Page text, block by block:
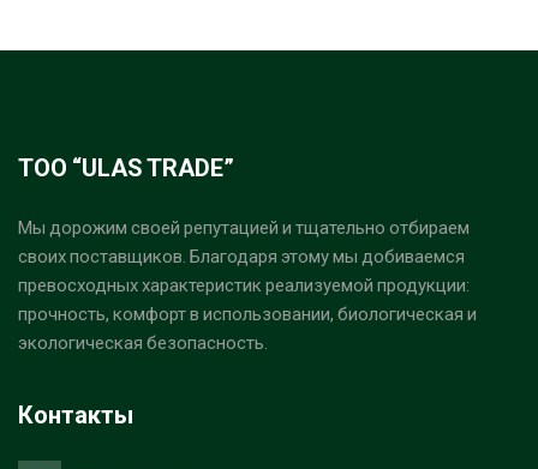
ТОО “ULAS TRADE”
Мы дорожим своей репутацией и тщательно отбираем
своих поставщиков. Благодаря этому мы добиваемся
превосходных характеристик реализуемой продукции:
прочность, комфорт в использовании, биологическая и
экологическая безопасность.
Контакты